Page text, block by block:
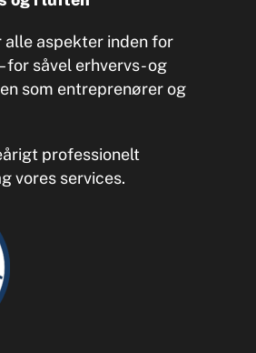
aspekter inden for
for såvel erhvervs- og
som entreprenører og
professionelt
vores services.